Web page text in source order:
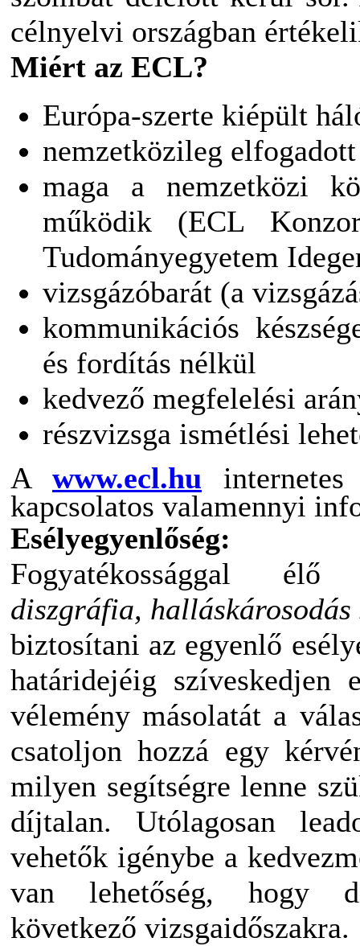
célnyelvi országban
Miért az ECL?
Európa-szerte kiépült
nemzetközileg elfogadott
maga a nemzetközi
működik (ECL
Tudományegyetem
vizsgázóbarát (a
kommunikációs
és fordítás nélkül
kedvező megfelelési
részvizsga ismétlési
A www.ecl.hu
kapcsolatos valamennyi
Esélyegyenlőség:
Fogyatékossággal
diszgráfia, halláskárosodás
biztosítani az egyenlő
határidejéig szíveskedjen
vélemény másolatát a
csatoljon hozzá egy
milyen segítségre lenne
díjtalan. Utólagosan
vehetők igénybe a
van lehetőség, hogy
következő vizsgaidőszakra.